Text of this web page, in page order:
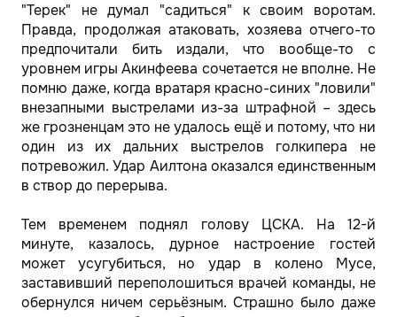
"Терек" не думал "садиться" к своим воротам.
Правда, продолжая атаковать, хозяева отчего-то
предпочитали бить издали, что вообще-то с
уровнем игры Акинфеева сочетается не вполне. Не
помню даже, когда вратаря красно-синих "ловили"
внезапными выстрелами из-за штрафной – здесь
же грозненцам это не удалось ещё и потому, что ни
один из их дальних выстрелов голкипера не
потревожил. Удар Аилтона оказался единственным
в створ до перерыва.
Тем временем поднял голову ЦСКА. На 12-й
минуте, казалось, дурное настроение гостей
может усугубиться, но удар в колено Мусе,
заставивший переполошиться врачей команды, не
обернулся ничем серьёзным. Страшно было даже